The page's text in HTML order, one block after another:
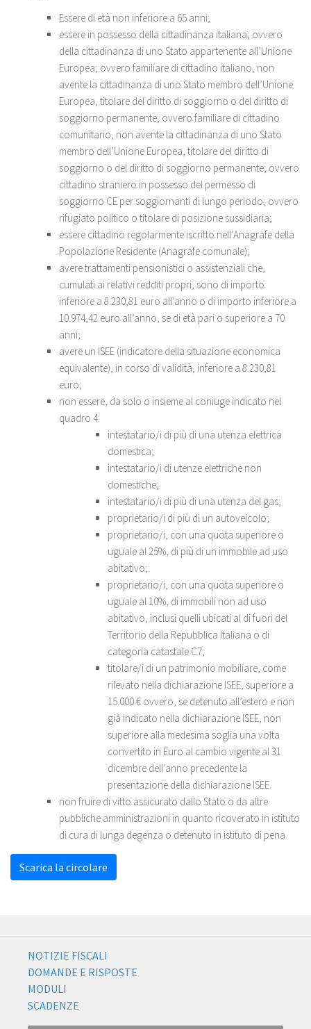
Essere di età non inferiore a 65 anni;
essere in possesso della cittadinanza italiana; ovvero
della cittadinanza di uno Stato appartenente all’Unione
Europea; ovvero familiare di cittadino italiano, non
avente la cittadinanza di uno Stato membro dell’Unione
Europea, titolare del diritto di soggiorno o del diritto di
soggiorno permanente; ovvero familiare di cittadino
comunitario, non avente la cittadinanza di uno Stato
membro dell’Unione Europea, titolare del diritto di
soggiorno o del diritto di soggiorno permanente; ovvero
cittadino straniero in possesso del permesso di
soggiorno CE per soggiornanti di lungo periodo; ovvero
rifugiato politico o titolare di posizione sussidiaria;
essere cittadino regolarmente iscritto nell’Anagrafe della
Popolazione Residente (Anagrafe comunale);
avere trattamenti pensionistici o assistenziali che,
cumulati ai relativi redditi propri, sono di importo
inferiore a 8.230,81 euro all’anno o di importo inferiore a
10.974,42 euro all’anno, se di età pari o superiore a 70
anni;
avere un ISEE (indicatore della situazione economica
equivalente), in corso di validità, inferiore a 8.230,81
euro;
non essere, da solo o insieme al coniuge indicato nel
quadro 4:
intestatario/i di più di una utenza elettrica
domestica;
intestatario/i di utenze elettriche non
domestiche;
intestatario/i di più di una utenza del gas;
proprietario/i di più di un autoveicolo;
proprietario/i, con una quota superiore o
uguale al 25%, di più di un immobile ad uso
abitativo;
proprietario/i, con una quota superiore o
uguale al 10%, di immobili non ad uso
abitativo, inclusi quelli ubicati al di fuori del
Territorio della Repubblica Italiana o di
categoria catastale C7;
titolare/i di un patrimonio mobiliare, come
rilevato nella dichiarazione ISEE, superiore a
15.000 € ovvero, se detenuto all’estero e non
già indicato nella dichiarazione ISEE, non
superiore alla medesima soglia una volta
convertito in Euro al cambio vigente al 31
dicembre dell’anno precedente la
presentazione della dichiarazione ISEE.
non fruire di vitto assicurato dallo Stato o da altre
pubbliche amministrazioni in quanto ricoverato in istituto
di cura di lunga degenza o detenuto in istituto di pena.
Scarica la circolare
NOTIZIE FISCALI
DOMANDE E RISPOSTE
MODULI
SCADENZE